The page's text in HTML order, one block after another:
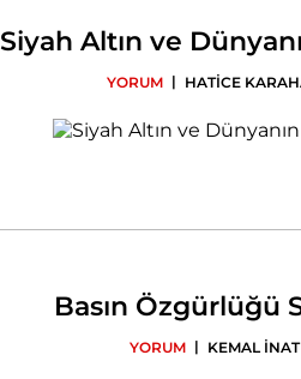
Siyah Altın ve
YORUM | HATİCE
Basın Özgürlüğü
YORUM | KEMAL İNAT